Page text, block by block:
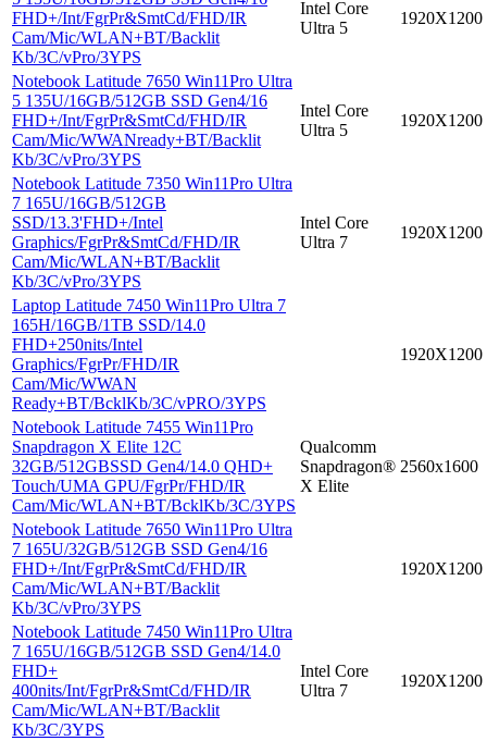
FHD+/Int/FgrPr&SmtCd/FHD/IR
Cam/Mic/WLAN+BT/Backlit
Kb/3C/vPro/3YPS
Intel Core
Ultra 5
1920X1200
Notebook Latitude 7650 Win11Pro Ultra
5 135U/16GB/512GB SSD Gen4/16
FHD+/Int/FgrPr&SmtCd/FHD/IR
Cam/Mic/WWANready+BT/Backlit
Kb/3C/vPro/3YPS
Intel Core
Ultra 5
1920X1200
Notebook Latitude 7350 Win11Pro Ultra
7 165U/16GB/512GB
SSD/13.3'FHD+/Intel
Graphics/FgrPr&SmtCd/FHD/IR
Cam/Mic/WLAN+BT/Backlit
Kb/3C/vPro/3YPS
Intel Core
Ultra 7
1920X1200
Laptop Latitude 7450 Win11Pro Ultra 7
165H/16GB/1TB SSD/14.0
FHD+250nits/Intel
Graphics/FgrPr/FHD/IR
Cam/Mic/WWAN
Ready+BT/BcklKb/3C/vPRO/3YPS
1920X1200
Notebook Latitude 7455 Win11Pro
Snapdragon X Elite 12C
32GB/512GBSSD Gen4/14.0 QHD+
Touch/UMA GPU/FgrPr/FHD/IR
Cam/Mic/WLAN+BT/BcklKb/3C/3YPS
Qualcomm
Snapdragon®
X Elite
2560x1600
Notebook Latitude 7650 Win11Pro Ultra
7 165U/32GB/512GB SSD Gen4/16
FHD+/Int/FgrPr&SmtCd/FHD/IR
Cam/Mic/WLAN+BT/Backlit
Kb/3C/vPro/3YPS
1920X1200
Notebook Latitude 7450 Win11Pro Ultra
7 165U/16GB/512GB SSD Gen4/14.0
FHD+
400nits/Int/FgrPr&SmtCd/FHD/IR
Cam/Mic/WLAN+BT/Backlit
Kb/3C/3YPS
Intel Core
Ultra 7
1920X1200